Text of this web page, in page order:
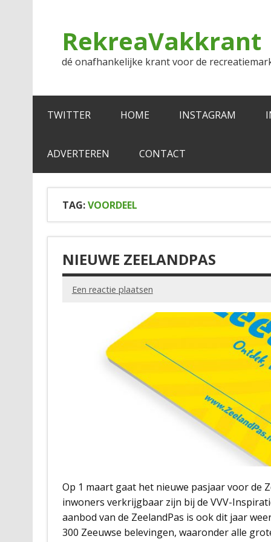
RekreaVakkrant
dé onafhankelijke krant voor de
TWITTER HOME INSTAGRAM
ADVERTEREN CONTACT
TAG:VOORDEEL
NIEUWE ZEELANDPAS
Een reactie plaatsen
Op 1 maart gaat het nieuwe pasjaar voor de
inwoners verkrijgbaar zijn bij de VVV-
aanbod van de ZeelandPas is ook dit jaar
300 Zeeuwse belevingen, waaronder alle